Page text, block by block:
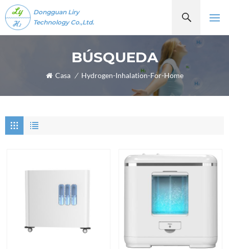
Dongguan Liry
Technology Co.,Ltd.
BÚSQUEDA
Casa / Hydrogen-Inhalation-For-Home